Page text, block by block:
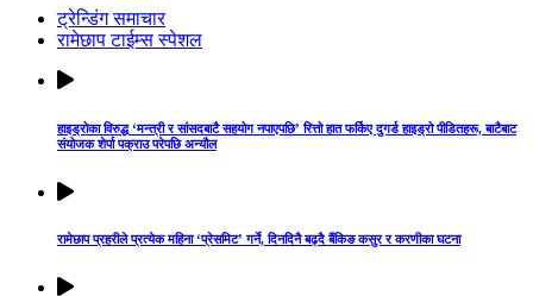
ट्रेन्डिंग समाचार
रामेछाप टाईम्स स्पेशल
हाइड्रोका विरुद्ध ‘मन्त्री र सांसदबाटै सहयोग नपाएपछि’ रित्तो हात फर्किए दुगर्ड हाइड्रो पीडितहरू, बाटैबाट
संयोजक शेर्पा पक्राउ परेपछि अन्यौल
रामेछाप प्रहरीले प्रत्येक महिना ‘प्रेसमिट’ गर्ने, दिनदिनै बढ्दै बैंकिङ कसुर र करणीका घटना